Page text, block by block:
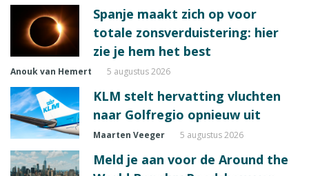
Spanje maakt zich op voor
totale zonsverduistering: hier
zie je hem het best
Anouk van Hemert 5 augustus 2026
KLM stelt hervatting vluchten
naar Golfregio opnieuw uit
Maarten Veeger 5 augustus 2026
Meld je aan voor de Around the